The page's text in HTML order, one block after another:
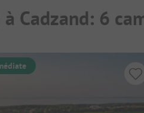
Cadzand: 6